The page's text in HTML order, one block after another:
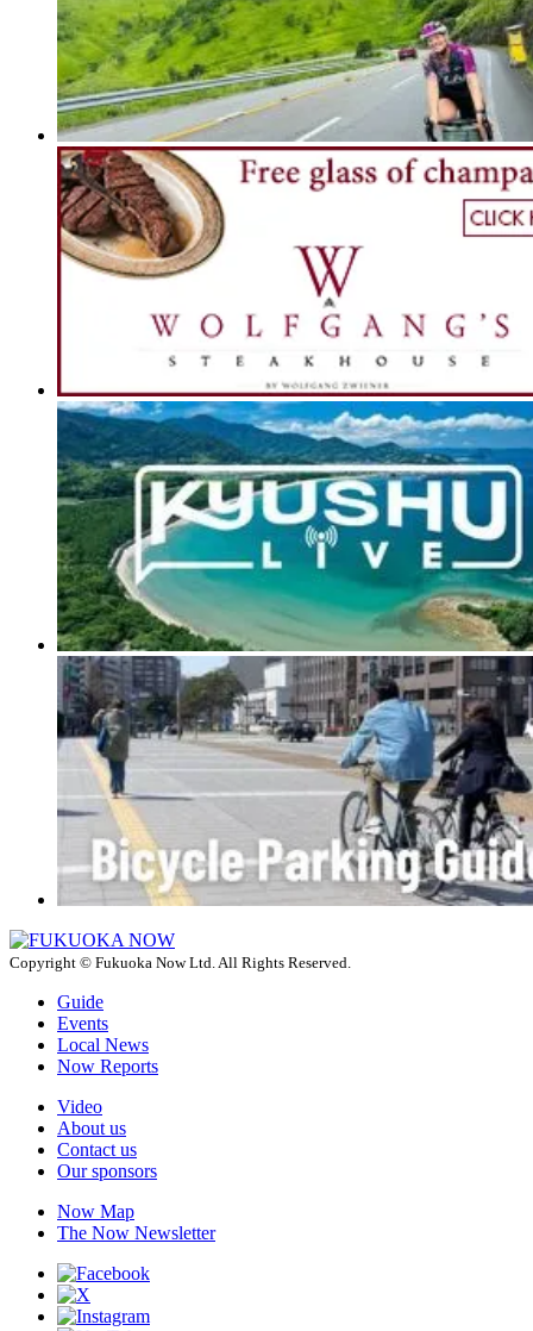
Copyright © Fukuoka Now Ltd. All Rights Reserved.
Guide
Events
Local News
Now Reports
Video
About us
Contact us
Our sponsors
Now Map
The Now Newsletter